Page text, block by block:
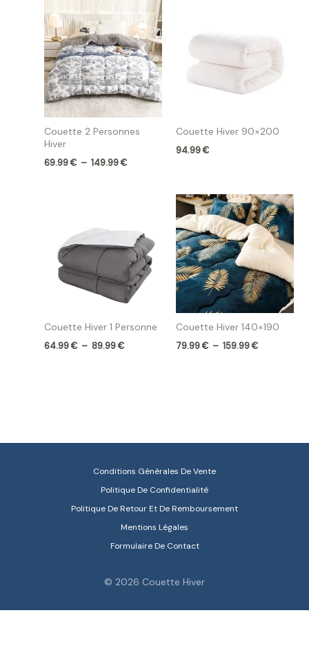
Couette 2 Personnes
Hiver
69.99€ – 149.99€
prix :
69.99 €
à
149.99 €
Couette Hiver 90×200
94.99€
Couette Hiver 1 Personne
64.99€ – 89.99€
64.99 €
89.99 €
Couette Hiver 140×190
79.99€ – 159.99€
Plage
de
prix :
79.99 €
159.99 €
Conditions Générales De Vente
Politique De Confidentialité
Politique De Retour Et De Remboursement
Mentions Légales
Formulaire De Contact
© 2026 Couette Hiver